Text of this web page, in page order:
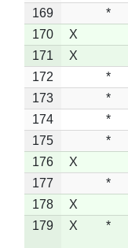
169
*
170
X
171
X
172
*
173
*
174
*
175
*
176
X
177
*
178
X
179
X *